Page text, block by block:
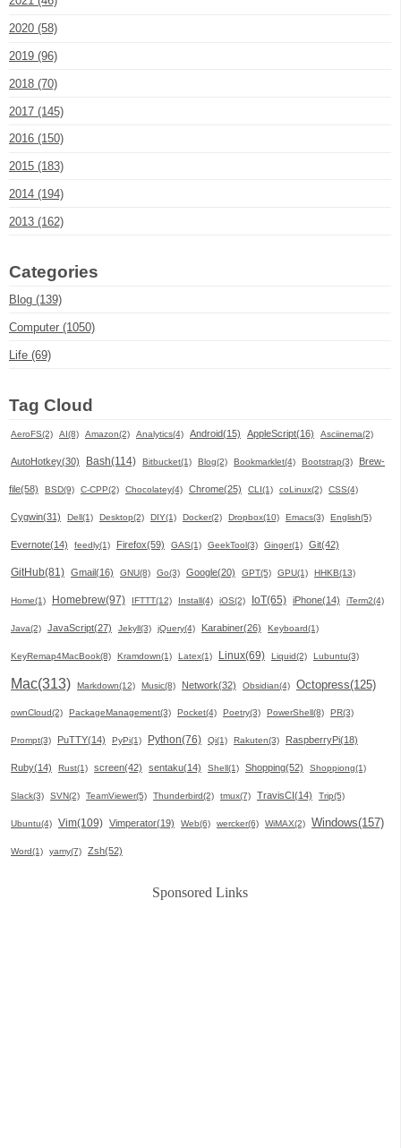
2020 (58)
2019 (96)
2018 (70)
2017 (145)
2016 (150)
2015 (183)
2014 (194)
2013 (162)
Categories
Blog (139)
Computer (1050)
Life (69)
Tag Cloud
AeroFS(2) AI(8) Amazon(2) Analytics(4) Android(15) AppleScript(16) Asciinema(2)
AutoHotkey(30) Bash(114) Bitbucket(1) Blog(2) Bookmarklet(4) Bootstrap(3) Brew-
file(58) BSD(9) C-CPP(2) Chocolatey(4) Chrome(25) CLI(1) coLinux(2) CSS(4)
Cygwin(31) Dell(1) Desktop(2) DIY(1) Docker(2) Dropbox(10) Emacs(3) English(5)
Evernote(14) feedly(1) Firefox(59) GAS(1) GeekTool(3) Ginger(1) Git(42)
GitHub(81) Gmail(16) GNU(8) Go(3) Google(20) GPT(5) GPU(1) HHKB(13)
Home(1) Homebrew(97) IFTTT(12) Install(4) iOS(2) IoT(65) iPhone(14) iTerm2(4)
Java(2) JavaScript(27) Jekyll(3) jQuery(4) Karabiner(26) Keyboard(1)
KeyRemap4MacBook(8) Kramdown(1) Latex(1) Linux(69) Liquid(2) Lubuntu(3)
Mac(313) Markdown(12) Music(8) Network(32) Obsidian(4) Octopress(125)
ownCloud(2) PackageManagement(3) Pocket(4) Poetry(3) PowerShell(8) PR(3)
Prompt(3) PuTTY(14) PyPi(1) Python(76) Qi(1) Rakuten(3) RaspberryPi(18)
Ruby(14) Rust(1) screen(42) sentaku(14) Shell(1) Shopping(52) Shoppiong(1)
Slack(3) SVN(2) TeamViewer(5) Thunderbird(2) tmux(7) TravisCI(14) Trip(5)
Ubuntu(4) Vim(109) Vimperator(19) Web(6) wercker(6) WiMAX(2) Windows(157)
Word(1) yamy(7) Zsh(52)
Sponsored Links